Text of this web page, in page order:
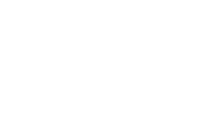
accept that cookies are used